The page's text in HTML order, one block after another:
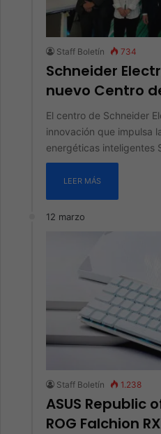
Staff Boletín 734
Schneider
nuevo Centro
El centro de Schneider
innovación que impulsa
energéticas inteligentes
LEER MÁS
12 marzo
Staff Boletín 1.238
ASUS Republic
ROG Falchion